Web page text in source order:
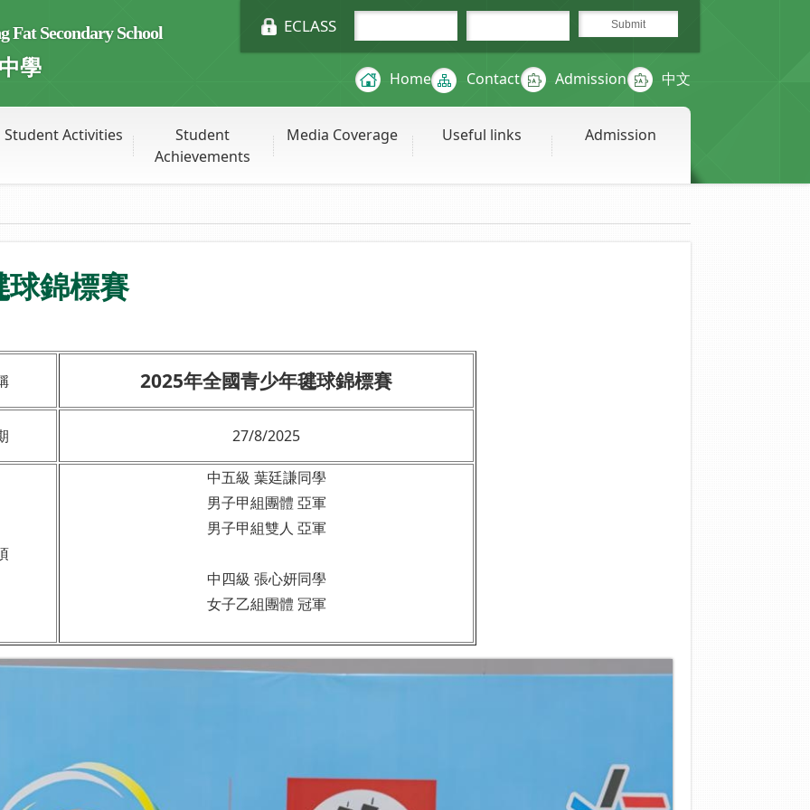
Secondary School
學
ECLASS
Home Contact Admission 中文
Student Activities
Student
Achievements
Media Coverage Useful links Admission
錦標賽
2025年全國青少年毽球錦標賽
27/8/2025
中五級 葉廷謙同學
男子甲組團體 亞軍
男子甲組雙人 亞軍
中四級 張心妍同學
女子乙組團體 冠軍